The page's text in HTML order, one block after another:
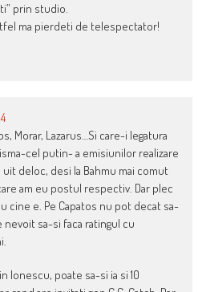
prin studio.
ma pierdeti de telespectator!
Morar, Lazarus…Si care-i legatura
cel putin- a emisiunilor realizare
deloc, desi la Bahmu mai comut
am eu postul respectiv. Dar plec
cine e. Pe Capatos nu pot decat sa-
sa-si faca ratingul cu
Ionescu, poate sa-si ia si 10